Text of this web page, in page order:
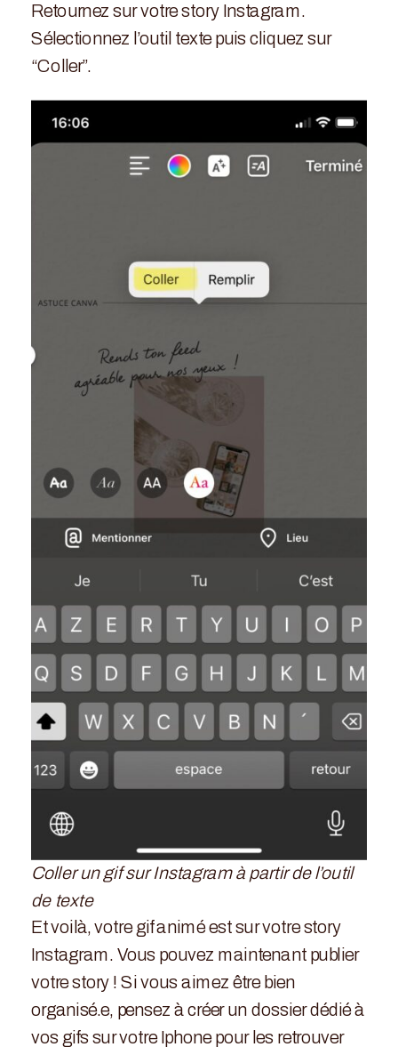
Retournez sur votre story Instagram.
Sélectionnez l’outil texte puis cliquez sur
“Coller”.
Coller un gif sur Instagram à partir de l’outil
de texte
Et voilà, votre gif animé est sur votre story
Instagram. Vous pouvez maintenant publier
votre story ! Si vous aimez être bien
organisé.e, pensez à créer un dossier dédié à
vos gifs sur votre Iphone pour les retrouver